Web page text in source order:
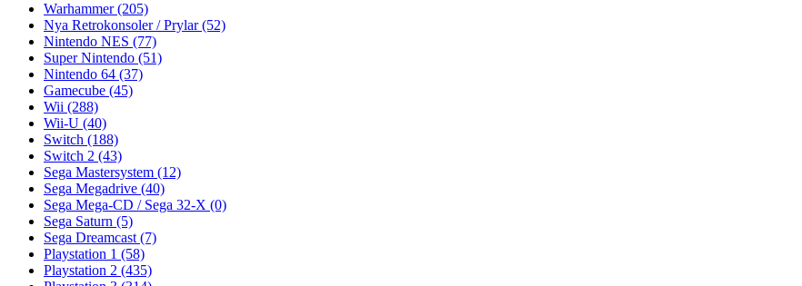
Warhammer(205)
Nya Retrokonsoler / Prylar(52)
Nintendo NES (77)
Super Nintendo (51)
Nintendo 64 (37)
Gamecube (45)
Wii (288)
Wii-U (40)
Switch (188)
Switch 2 (43)
Sega Mastersystem (12)
Sega Megadrive (40)
Sega Mega-CD / Sega 32-X (0)
Sega Saturn (5)
Sega Dreamcast (7)
Playstation 1 (58)
Playstation 2 (435)